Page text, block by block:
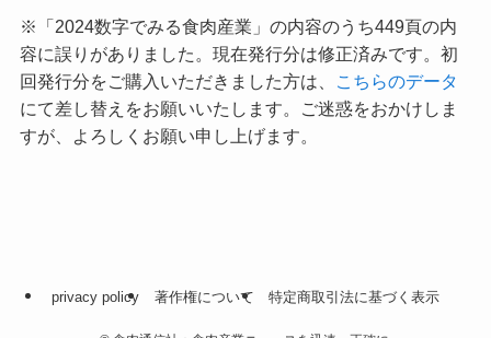
※「2024数字でみる食肉産業」の内容のうち449頁の内
容に誤りがありました。現在発行分は修正済みです。初
回発行分をご購入いただきました方は、
こちらのデータ
にて差し替えをお願いいたします。ご迷惑をおかけしま
すが、よろしくお願い申し上げます。
privacy policy 著作権について 特定商取引法に基づく表示